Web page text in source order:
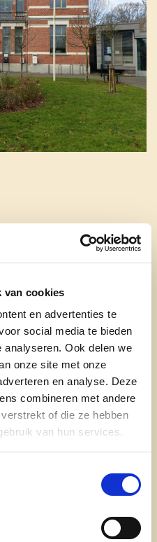
van cookies
en advertenties te
social media te bieden
Ook delen we
onze site met onze
en analyse. Deze
combineren met andere
of die ze hebben
van hun services.
het niet abnormaal om
constellatie van
gewerkt door zowel
voor de volgende zes
maken, zowel
grote uitdaging
andere politie en
moeilijke keuzes